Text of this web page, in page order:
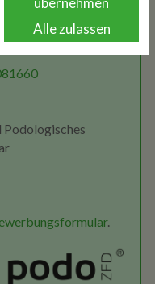
Podologisches
.
Alle zulassen